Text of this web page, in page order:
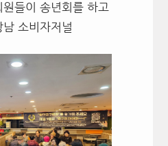
들이 송년회를 하고
소비자저널